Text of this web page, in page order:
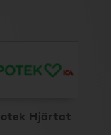
Hjärtat